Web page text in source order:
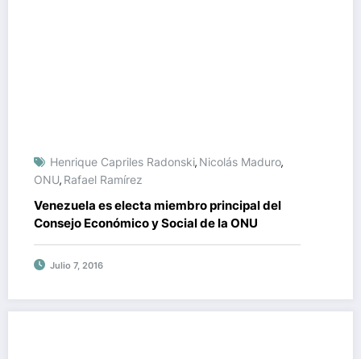
Henrique Capriles Radonski, Nicolás Maduro,
ONU, Rafael Ramírez
Venezuela es electa miembro principal del
Consejo Económico y Social de la ONU
Julio 7, 2016